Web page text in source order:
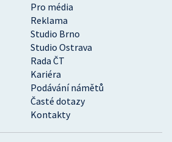
Pro média
Reklama
Studio Brno
Studio Ostrava
Rada ČT
Kariéra
Podávání námětů
Časté dotazy
Kontakty